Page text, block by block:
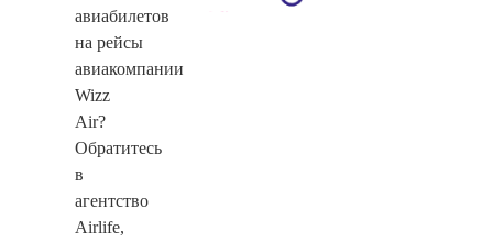
авиабилетов
на рейсы
авиакомпании
Wizz
Air?
Обратитесь
в
агентство
Airlife,